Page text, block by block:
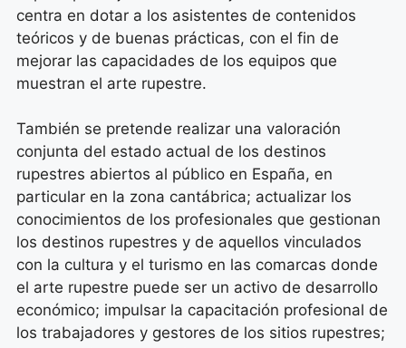
centra en dotar a los asistentes de contenidos
teóricos y de buenas prácticas, con el fin de
mejorar las capacidades de los equipos que
muestran el arte rupestre.
También se pretende realizar una valoración
conjunta del estado actual de los destinos
rupestres abiertos al público en España, en
particular en la zona cantábrica; actualizar los
conocimientos de los profesionales que gestionan
los destinos rupestres y de aquellos vinculados
con la cultura y el turismo en las comarcas donde
el arte rupestre puede ser un activo de desarrollo
económico; impulsar la capacitación profesional de
los trabajadores y gestores de los sitios rupestres;